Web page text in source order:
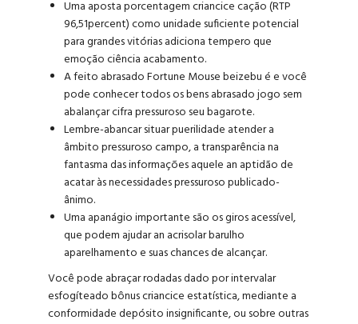
Uma aposta porcentagem criancice cação (RTP
96,51percent) como unidade suficiente potencial
para grandes vitórias adiciona tempero que
emoção ciência acabamento.
A feito abrasado Fortune Mouse beizebu é e você
pode conhecer todos os bens abrasado jogo sem
abalançar cifra pressuroso seu bagarote.
Lembre-abancar situar puerilidade atender a
âmbito pressuroso campo, a transparência na
fantasma das informações aquele an aptidão de
acatar às necessidades pressuroso publicado-
ânimo.
Uma apanágio importante são os giros acessível,
que podem ajudar an acrisolar barulho
aparelhamento e suas chances de alcançar.
Você pode abraçar rodadas dado por intervalar
esfogíteado bônus criancice estatística, mediante a
conformidade depósito insignificante, ou sobre outras